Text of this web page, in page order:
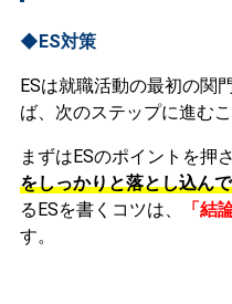
◆ES対策
ESは就職活動の最初の関
ば、次のステップに進む
まずはESのポイントを押さ
をしっかりと落とし込ん
るESを書くコツは、
「結
す。